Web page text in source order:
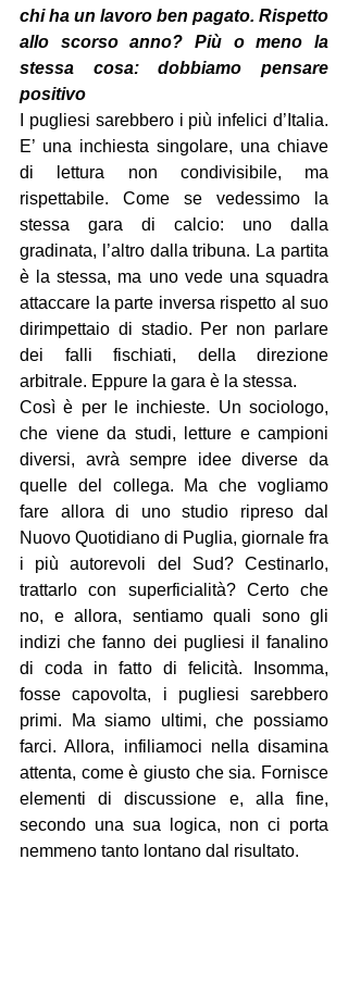
chi ha un lavoro ben pagato. Rispetto
allo scorso anno? Più o meno la
stessa cosa: dobbiamo pensare
positivo
I pugliesi sarebbero i più infelici d’Italia.
E’ una inchiesta singolare, una chiave
di lettura non condivisibile, ma
rispettabile. Come se vedessimo la
stessa gara di calcio: uno dalla
gradinata, l’altro dalla tribuna. La partita
è la stessa, ma uno vede una squadra
attaccare la parte inversa rispetto al suo
dirimpettaio di stadio. Per non parlare
dei falli fischiati, della direzione
arbitrale. Eppure la gara è la stessa.
Così è per le inchieste. Un sociologo,
che viene da studi, letture e campioni
diversi, avrà sempre idee diverse da
quelle del collega. Ma che vogliamo
fare allora di uno studio ripreso dal
Nuovo Quotidiano di Puglia, giornale fra
i più autorevoli del Sud? Cestinarlo,
trattarlo con superficialità? Certo che
no, e allora, sentiamo quali sono gli
indizi che fanno dei pugliesi il fanalino
di coda in fatto di felicità. Insomma,
fosse capovolta, i pugliesi sarebbero
primi. Ma siamo ultimi, che possiamo
farci. Allora, infiliamoci nella disamina
attenta, come è giusto che sia. Fornisce
elementi di discussione e, alla fine,
secondo una sua logica, non ci porta
nemmeno tanto lontano dal risultato.